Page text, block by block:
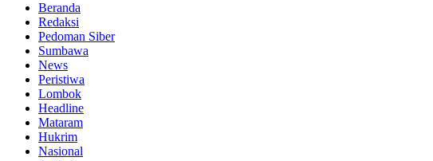
Beranda
Redaksi
Pedoman Siber
Sumbawa
News
Peristiwa
Lombok
Headline
Mataram
Hukrim
Nasional